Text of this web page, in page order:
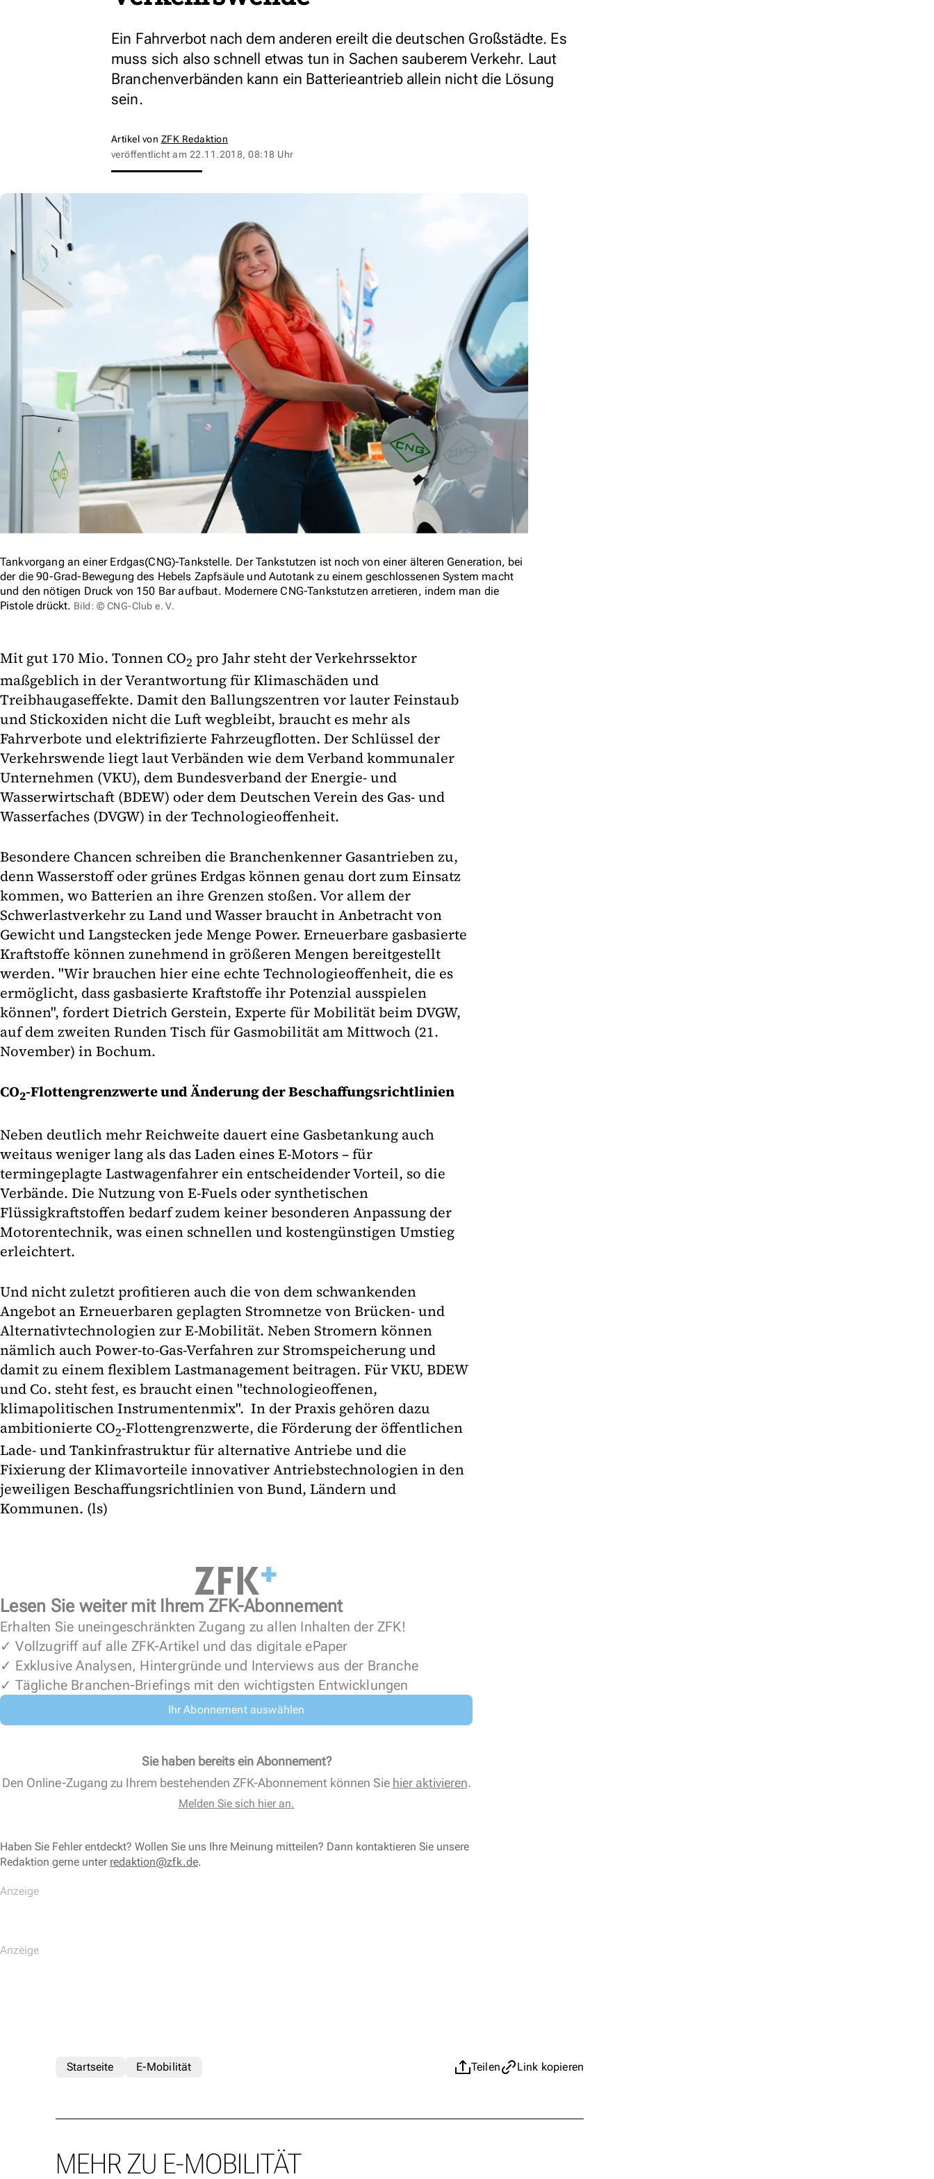
Ein Fahrverbot nach dem anderen ereilt die deutschen Großstädte. Es
muss sich also schnell etwas tun in Sachen sauberem Verkehr. Laut
Branchenverbänden kann ein Batterieantrieb allein nicht die Lösung
sein.
Artikel von ZFK Redaktion
veröffentlicht am 22.11.2018, 08:18 Uhr
Tankvorgang an einer Erdgas(CNG)-Tankstelle. Der Tankstutzen ist noch von einer älteren Generation, bei
der die 90-Grad-Bewegung des Hebels Zapfsäule und Autotank zu einem geschlossenen System macht
und den nötigen Druck von 150 Bar aufbaut. Modernere CNG-Tankstutzen arretieren, indem man die
Pistole drückt. Bild: © CNG-Club e. V.
Mit gut 170 Mio. Tonnen CO2 pro Jahr steht der Verkehrssektor
maßgeblich in der Verantwortung für Klimaschäden und
Treibhaugaseffekte. Damit den Ballungszentren vor lauter Feinstaub
und Stickoxiden nicht die Luft wegbleibt, braucht es mehr als
Fahrverbote und elektrifizierte Fahrzeugflotten. Der Schlüssel der
Verkehrswende liegt laut Verbänden wie dem Verband kommunaler
Unternehmen (VKU), dem Bundesverband der Energie- und
Wasserwirtschaft (BDEW) oder dem Deutschen Verein des Gas- und
Wasserfaches (DVGW) in der Technologieoffenheit.
Besondere Chancen schreiben die Branchenkenner Gasantrieben zu,
denn Wasserstoff oder grünes Erdgas können genau dort zum Einsatz
kommen, wo Batterien an ihre Grenzen stoßen. Vor allem der
Schwerlastverkehr zu Land und Wasser braucht in Anbetracht von
Gewicht und Langstecken jede Menge Power. Erneuerbare gasbasierte
Kraftstoffe können zunehmend in größeren Mengen bereitgestellt
werden. "Wir brauchen hier eine echte Technologieoffenheit, die es
ermöglicht, dass gasbasierte Kraftstoffe ihr Potenzial ausspielen
können", fordert Dietrich Gerstein, Experte für Mobilität beim DVGW,
auf dem zweiten Runden Tisch für Gasmobilität am Mittwoch (21.
November) in Bochum.
CO2-Flottengrenzwerte und Änderung der Beschaffungsrichtlinien
Neben deutlich mehr Reichweite dauert eine Gasbetankung auch
weitaus weniger lang als das Laden eines E-Motors – für
termingeplagte Lastwagenfahrer ein entscheidender Vorteil, so die
Verbände. Die Nutzung von E-Fuels oder synthetischen
Flüssigkraftstoffen bedarf zudem keiner besonderen Anpassung der
Motorentechnik, was einen schnellen und kostengünstigen Umstieg
erleichtert.
Und nicht zuletzt profitieren auch die von dem schwankenden
Angebot an Erneuerbaren geplagten Stromnetze von Brücken- und
Alternativtechnologien zur E-Mobilität. Neben Stromern können
nämlich auch Power-to-Gas-Verfahren zur Stromspeicherung und
damit zu einem flexiblem Lastmanagement beitragen. Für VKU, BDEW
und Co. steht fest, es braucht einen "technologieoffenen,
klimapolitischen Instrumentenmix". In der Praxis gehören dazu
ambitionierte CO2-Flottengrenzwerte, die Förderung der öffentlichen
Lade- und Tankinfrastruktur für alternative Antriebe und die
Fixierung der Klimavorteile innovativer Antriebstechnologien in den
jeweiligen Beschaffungsrichtlinien von Bund, Ländern und
Kommunen. (ls)
Lesen Sie weiter mit Ihrem ZFK-Abonnement
Erhalten Sie uneingeschränkten Zugang zu allen Inhalten der ZFK!
✓ Vollzugriff auf alle ZFK-Artikel und das digitale ePaper
✓ Exklusive Analysen, Hintergründe und Interviews aus der Branche
✓ Tägliche Branchen-Briefings mit den wichtigsten Entwicklungen
Ihr Abonnement auswählen
Sie haben bereits ein Abonnement?
Den Online-Zugang zu Ihrem bestehenden ZFK-Abonnement können Sie hier aktivieren.
Melden Sie sich hier an.
Haben Sie Fehler entdeckt? Wollen Sie uns Ihre Meinung mitteilen? Dann kontaktieren Sie unsere
Redaktion gerne unter redaktion@zfk.de.
Teilen Link kopieren
Startseite E-Mobilität
MEHR ZU E-MOBILITÄT